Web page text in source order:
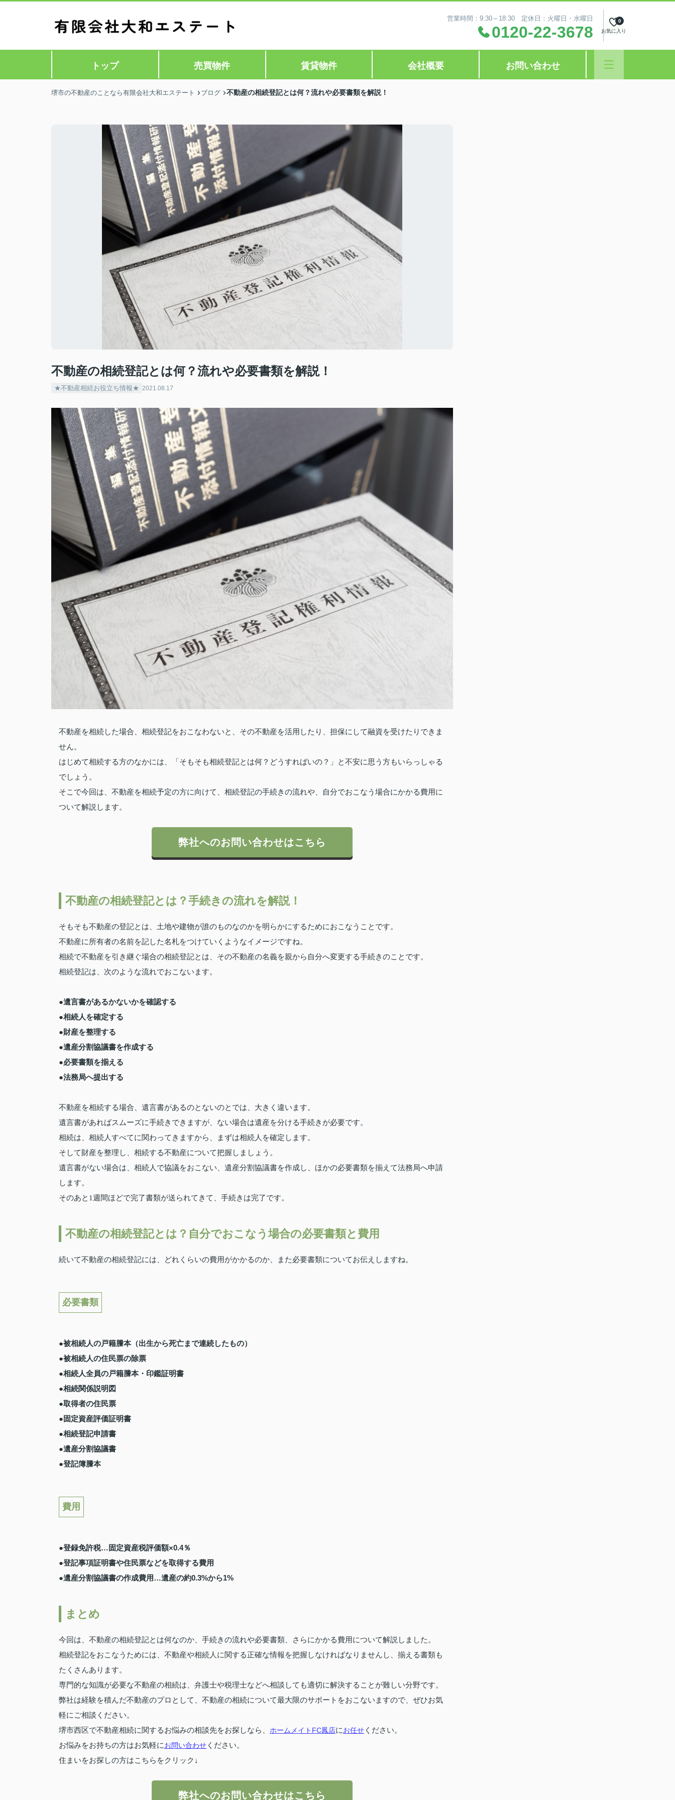
営業時間：9:30～18:30 定休日：火曜日・水曜日
0120-22-3678 お気に入り
0
トップ 売買物件 賃貸物件 会社概要 お問い合わせ
堺市の不動産のことなら有限会社大和エステート ブログ 不動産の相続登記とは何？流れや必要書類を解説！
不動産の相続登記とは何？流れや必要書類を解説！
★不動産相続お役立ち情報★ 2021.08.17
不動産を相続した場合、相続登記をおこなわないと、その不動産を活用したり、担保にして融資を受けたりできま
せん。
はじめて相続する方のなかには、「そもそも相続登記とは何？どうすればいの？」と不安に思う方もいらっしゃる
でしょう。
そこで今回は、不動産を相続予定の方に向けて、相続登記の手続きの流れや、自分でおこなう場合にかかる費用に
ついて解説します。
弊社へのお問い合わせはこちら
不動産の相続登記とは？手続きの流れを解説！
そもそも不動産の登記とは、土地や建物が誰のものなのかを明らかにするためにおこなうことです。
不動産に所有者の名前を記した名札をつけていくようなイメージですね。
相続で不動産を引き継ぐ場合の相続登記とは、その不動産の名義を親から自分へ変更する手続きのことです。
相続登記は、次のような流れでおこないます。
●遺言書があるかないかを確認する
●相続人を確定する
●財産を整理する
●遺産分割協議書を作成する
●必要書類を揃える
●法務局へ提出する
不動産を相続する場合、遺言書があるのとないのとでは、大きく違います。
遺言書があればスムーズに手続きできますが、ない場合は遺産を分ける手続きが必要です。
相続は、相続人すべてに関わってきますから、まずは相続人を確定します。
そして財産を整理し、相続する不動産について把握しましょう。
遺言書がない場合は、相続人で協議をおこない、遺産分割協議書を作成し、ほかの必要書類を揃えて法務局へ申請
します。
そのあと1週間ほどで完了書類が送られてきて、手続きは完了です。
不動産の相続登記とは？自分でおこなう場合の必要書類と費用
続いて不動産の相続登記には、どれくらいの費用がかかるのか、また必要書類についてお伝えしますね。
必要書類
●被相続人の戸籍謄本（出生から死亡まで連続したもの）
●被相続人の住民票の除票
●相続人全員の戸籍謄本・印鑑証明書
●相続関係説明図
●取得者の住民票
●固定資産評価証明書
●相続登記申請書
●遺産分割協議書
●登記簿謄本
費用
●登録免許税…固定資産税評価額×0.4％
●登記事項証明書や住民票などを取得する費用
●遺産分割協議書の作成費用…遺産の約0.3%から1%
まとめ
今回は、不動産の相続登記とは何なのか、手続きの流れや必要書類、さらにかかる費用について解説しました。
相続登記をおこなうためには、不動産や相続人に関する正確な情報を把握しなければなりませんし、揃える書類も
たくさんあります。
専門的な知識が必要な不動産の相続は、弁護士や税理士などへ相談しても適切に解決することが難しい分野です。
弊社は経験を積んだ不動産のプロとして、不動産の相続について最大限のサポートをおこないますので、ぜひお気
軽にご相談ください。
堺市西区で不動産相続に関するお悩みの相談先をお探しなら、 ホームメイトFC鳳店にお任せ ください。
お悩みをお持ちの方はお気軽にお問い合わせ ください。
住まいをお探しの方はこちらをクリック↓
弊社へのお問い合わせはこちら